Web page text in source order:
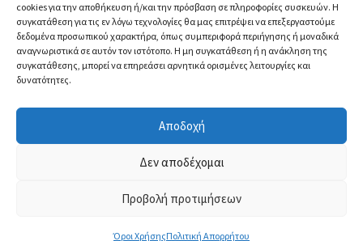
cookies για την αποθήκευση ή/και την πρόσβαση σε πληροφορίες συσκευών. Η
συγκατάθεση για τις εν λόγω τεχνολογίες θα μας επιτρέψει να επεξεργαστούμε
δεδομένα προσωπικού χαρακτήρα, όπως συμπεριφορά περιήγησης ή μοναδικά
αναγνωριστικά σε αυτόν τον ιστότοπο. Η μη συγκατάθεση ή η ανάκληση της
συγκατάθεσης, μπορεί να επηρεάσει αρνητικά ορισμένες λειτουργίες και
δυνατότητες.
Αποδοχή
Δεν αποδέχομαι
Προβολή προτιμήσεων
Όροι ΧρήσηςΠολιτική Απορρήτου
ΕΚΘΕΣΗ ΟΡΕΣΤΙΑΔΑ:
Τρίτη, Πέμπτη, Παρασκευή:08:30 – 14:00 & 18:00 – 21:00
ΤΙ-ΜΙ Τσολακίδης - ©2021 | ΓΕΜΗ: